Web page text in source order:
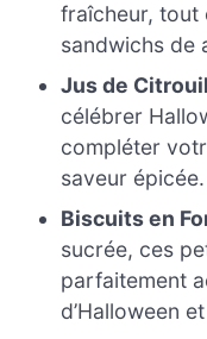
fraîcheur, tout
sandwichs de
Jus de
célébrer
compléter
saveur épicée.
Biscuits en
sucrée, ces
parfaitement
d’Halloween